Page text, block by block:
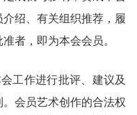
绍、有关组织推荐，履
者，即为本会会员。
工作进行批评、建议及
会员艺术创作的合法权